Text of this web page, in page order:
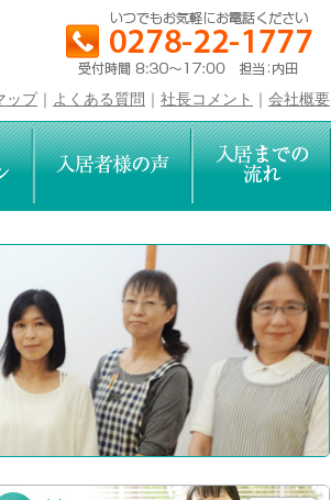
ップ｜ よくある質問 ｜ 社長コメント ｜ 会社概要